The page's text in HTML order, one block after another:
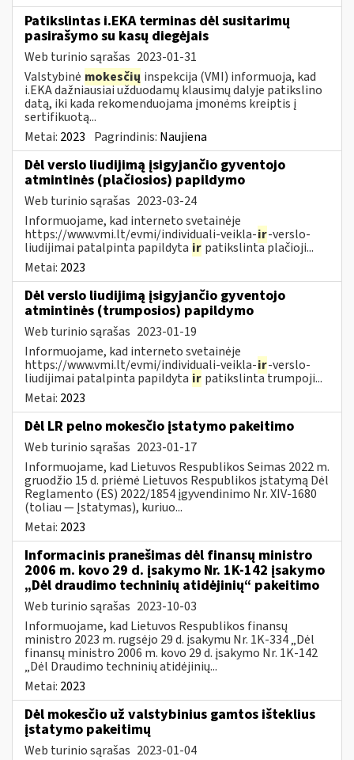
Patikslintas i.EKA terminas dėl susitarimų
pasirašymo su kasų diegėjais
Web turinio sąrašas 2023-01-31
Valstybinė mokesčių inspekcija (VMI) informuoja, kad
i.EKA dažniausiai užduodamų klausimų dalyje patikslino
datą, iki kada rekomenduojama įmonėms kreiptis į
sertifikuotą...
Metai: 2023 Pagrindinis: Naujiena
Dėl verslo liudijimą įsigyjančio gyventojo
atmintinės (plačiosios) papildymo
Web turinio sąrašas 2023-03-24
Informuojame, kad interneto svetainėje
https://www.vmi.lt/evmi/individuali-veikla-ir-verslo-
liudijimai patalpinta papildyta ir patikslinta plačioji...
Metai: 2023
Dėl verslo liudijimą įsigyjančio gyventojo
atmintinės (trumposios) papildymo
Web turinio sąrašas 2023-01-19
Informuojame, kad interneto svetainėje
https://www.vmi.lt/evmi/individuali-veikla-ir-verslo-
liudijimai patalpinta papildyta ir patikslinta trumpoji...
Metai: 2023
Dėl LR pelno mokesčio įstatymo pakeitimo
Web turinio sąrašas 2023-01-17
Informuojame, kad Lietuvos Respublikos Seimas 2022 m.
gruodžio 15 d. priėmė Lietuvos Respublikos įstatymą Dėl
Reglamento (ES) 2022/1854 įgyvendinimo Nr. XIV-1680
(toliau — Įstatymas), kuriuo...
Metai: 2023
Informacinis pranešimas dėl finansų ministro
2006 m. kovo 29 d. įsakymo Nr. 1K-142 įsakymo
„Dėl draudimo techninių atidėjinių“ pakeitimo
Web turinio sąrašas 2023-10-03
Informuojame, kad Lietuvos Respublikos finansų
ministro 2023 m. rugsėjo 29 d. įsakymu Nr. 1K-334 „Dėl
finansų ministro 2006 m. kovo 29 d. įsakymo Nr. 1K-142
„Dėl Draudimo techninių atidėjinių...
Metai: 2023
Dėl mokesčio už valstybinius gamtos išteklius
įstatymo pakeitimų
Web turinio sąrašas 2023-01-04